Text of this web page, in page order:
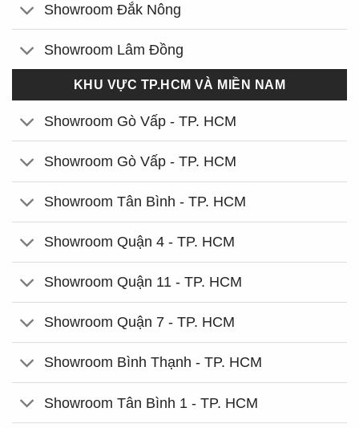
Showroom Đắk Nông
Showroom Lâm Đồng
KHU VỰC TP.HCM VÀ MIỀN NAM
Showroom Gò Vấp - TP. HCM
Showroom Gò Vấp - TP. HCM
Showroom Tân Bình - TP. HCM
Showroom Quận 4 - TP. HCM
Showroom Quận 11 - TP. HCM
Showroom Quận 7 - TP. HCM
Showroom Bình Thạnh - TP. HCM
Showroom Tân Bình 1 - TP. HCM